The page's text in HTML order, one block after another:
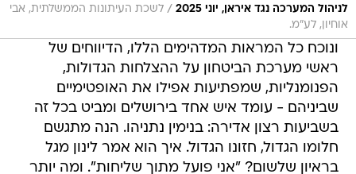
לניהול המערכה נגד איראן, יוני 2025
/ לשכת העיתונות הממשלתית, אבי
אוחיון, לע״מ.
ונוכח כל המראות המדהימים הללו, הדיווחים של
ראשי מערכת הביטחון על ההצלחות הגדולות,
הפנומנליות, שמפתיעות אפילו את האופטימיים
שביניהם - עומד איש אחד בירושלים ומביט בכל זה
בשביעות רצון אדירה: בנימין נתניהו. הנה מתגשם
חלומו הגדול, חזונו הגדול. איך הוא אמר לינון מגל
בראיון שלשום? "אני פועל מתוך שליחות". ומה יותר